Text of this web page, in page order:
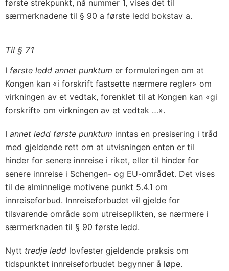
første strekpunkt, nå nummer 1, vises det til
særmerknadene til § 90 a første ledd bokstav a.
Til § 71
I første ledd annet punktum er formuleringen om at
Kongen kan «i forskrift fastsette nærmere regler» om
virkningen av et vedtak, forenklet til at Kongen kan «gi
forskrift» om virkningen av et vedtak …».
I annet ledd første punktum inntas en presisering i tråd
med gjeldende rett om at utvisningen enten er til
hinder for senere innreise i riket, eller til hinder for
senere innreise i Schengen- og EU-området. Det vises
til de alminnelige motivene punkt 5.4.1 om
innreiseforbud. Innreiseforbudet vil gjelde for
tilsvarende område som utreiseplikten, se nærmere i
særmerknaden til § 90 første ledd.
Nytt tredje ledd lovfester gjeldende praksis om
tidspunktet innreiseforbudet begynner å løpe.